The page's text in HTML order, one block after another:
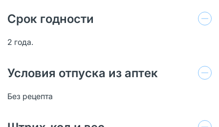
Срок годности
2 года.
Условия отпуска из аптек
Без рецепта